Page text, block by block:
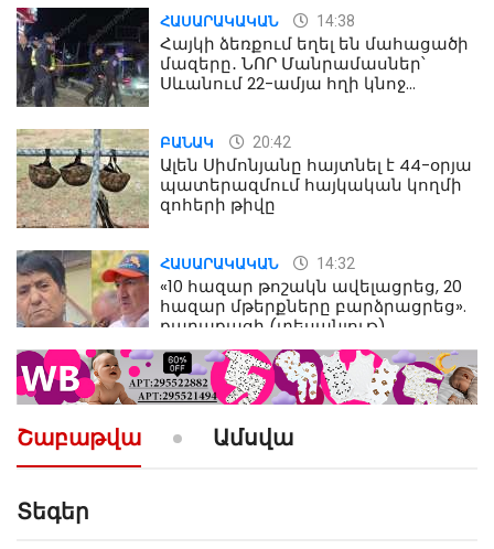
ՀԱՍԱՐԱԿԱԿԱՆ 14:38
Հայկի ձեռքում եղել են մահացածի
մազերը․ ՆՈՐ Մանրամասներ՝
Սևանում 22-ամյա հղի կնոջ
ԲԱՆԱԿ 20:42
Ալեն Սիմոնյանը հայտնել է 44-օրյա
պատերազմում հայկական կողմի
զոհերի թիվը
ՀԱՍԱՐԱԿԱԿԱՆ 14:32
«10 հազար թոշակն ավելացրեց, 20
հազար մթերքները բարձրացրեց».
քաղաքացի (տեսանյութ)
ՔԱՂԱՔԱԿԱՆ 10:52
«Լեզվիդ տալու փոխարեն
արտաբերիր այս երկու
նախադասությունը»․ Իշխան
Շաբաթվա Ամսվա
Տեգեր